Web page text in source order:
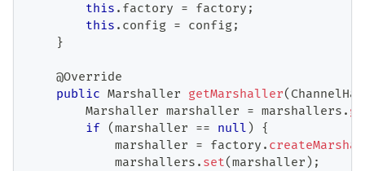
this . factory = factory ;
this . config = config;
}
@Override
public Marshaller getMarshaller(
Marshaller marshaller = marshallers .
if (marshaller == null ) {
            marshaller
= factory .
            marshallers
. set(marshaller ) ;